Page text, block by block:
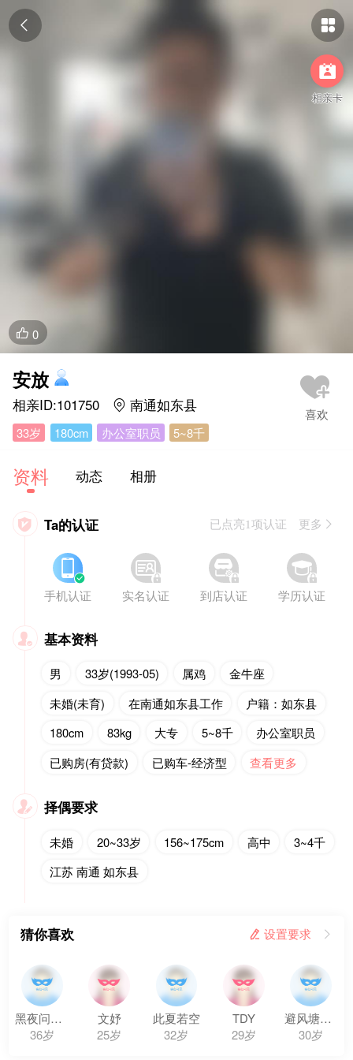
 

相亲卡
 0
安放
相亲ID:101750  南通如东县
33岁 180cm 办公室职员 5~8千
资料 动态 相册
 Ta的认证 已点亮1项认证 更多


手机认证


实名认证


到店认证


学历认证
 基本资料
男 33岁(1993-05) 属鸡
金牛座
未婚(未育)
在南通如东县工作
户籍：如东县
180cm
83kg 大专 5~8千
办公室职员
已购房(有贷款)
已购车-经济型 查看更多
 择偶要求
未婚 20~33岁 156~175cm 高中
3~4千
江苏 南通 如东县
猜你喜欢  设置要求 
黑夜问白天
36岁
文妤
25岁
此夏若空
32岁
TDY
29岁
避风塘炒蟹
30岁